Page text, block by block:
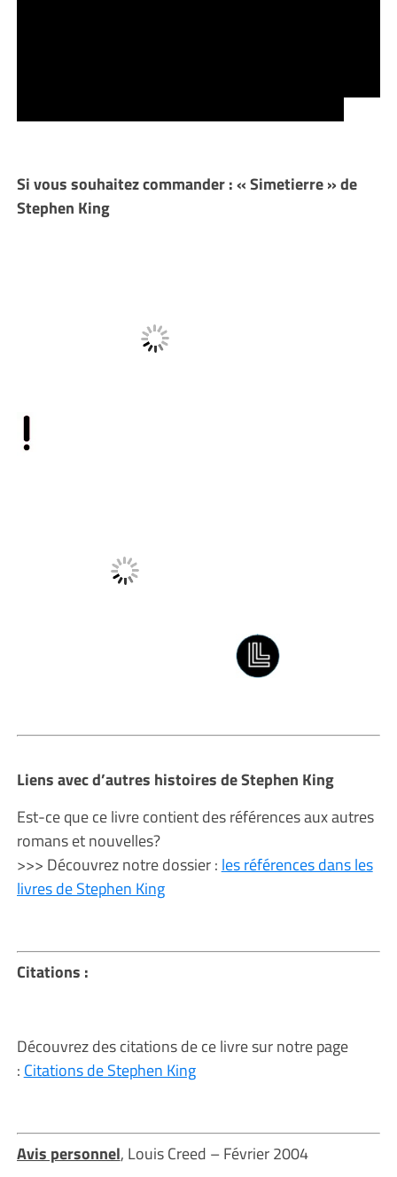
Si vous souhaitez commander : « Simetierre » de
Stephen King
Liens avec d’autres histoires de Stephen King
Est-ce que ce livre contient des références aux autres
romans et nouvelles?
>>> Découvrez notre dossier : les références dans les
livres de Stephen King
Citations :
Découvrez des citations de ce livre sur notre page
: Citations de Stephen King
Avis personnel, Louis Creed – Février 2004